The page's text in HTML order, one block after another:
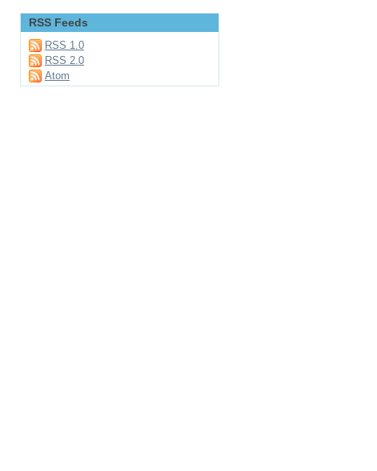
RSS Feeds
RSS 1.0
RSS 2.0
Atom